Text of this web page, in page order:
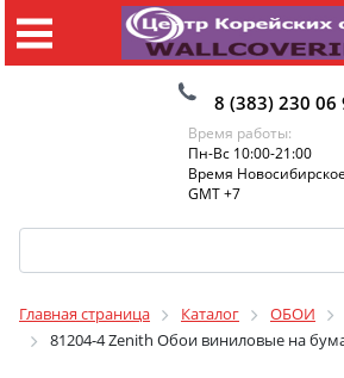
8 (383) 230 06
Время работы:
Пн-Вс 10:00-21:00
Время Новосибирское
GMT +7
Главная страница Каталог ОБОИ
81204-4 Zenith Обои виниловые на